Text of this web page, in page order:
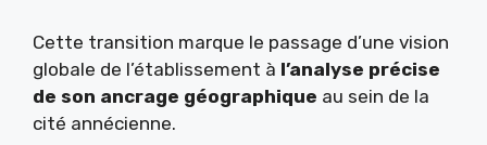
Cette transition marque le passage d’une vision
globale de l’établissement à l’analyse précise
de son ancrage géographique au sein de la
cité annécienne.